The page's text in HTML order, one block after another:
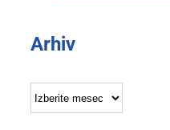
Arhiv
Arhiv